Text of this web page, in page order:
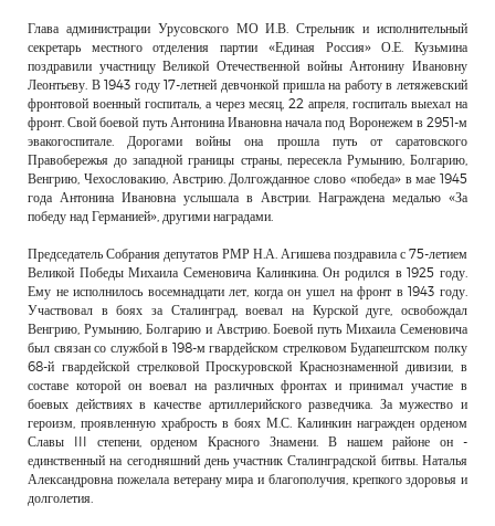
Глава администрации Урусовского МО И.В. Стрельник и исполнительный
секретарь местного отделения партии «Единая Россия» О.Е. Кузьмина
поздравили участницу Великой Отечественной войны Антонину Ивановну
Леонтьеву. В 1943 году 17-летней девчонкой пришла на работу в летяжевский
фронтовой военный госпиталь, а через месяц, 22 апреля, госпиталь выехал на
фронт. Свой боевой путь Антонина Ивановна начала под Воронежем в 2951-м
эвакогоспитале. Дорогами войны она прошла путь от саратовского
Правобережья до западной границы страны, пересекла Румынию, Болгарию,
Венгрию, Чехословакию, Австрию. Долгожданное слово «победа» в мае 1945
года Антонина Ивановна услышала в Австрии. Награждена медалью «За
победу над Германией», другими наградами.
Председатель Собрания депутатов РМР Н.А. Агишева поздравила с 75-летием
Великой Победы Михаила Семеновича Калинкина. Он родился в 1925 году.
Ему не исполнилось восемнадцати лет, когда он ушел на фронт в 1943 году.
Участвовал в боях за Сталинград, воевал на Курской дуге, освобождал
Венгрию, Румынию, Болгарию и Австрию. Боевой путь Михаила Семеновича
был связан со службой в 198-м гвардейском стрелковом Будапештском полку
68-й гвардейской стрелковой Проскуровской Краснознаменной дивизии, в
составе которой он воевал на различных фронтах и принимал участие в
боевых действиях в качестве артиллерийского разведчика. За мужество и
героизм, проявленную храбрость в боях М.С. Калинкин награжден орденом
Славы III степени, орденом Красного Знамени. В нашем районе он -
единственный на сегодняшний день участник Сталинградской битвы. Наталья
Александровна пожелала ветерану мира и благополучия, крепкого здоровья и
долголетия.